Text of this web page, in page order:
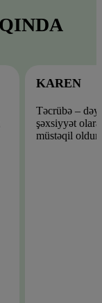
KAREN
Təcrübə –
şəxsiyyət
müstəqil